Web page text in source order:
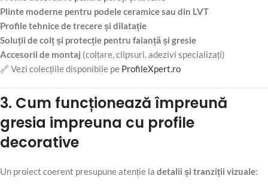
Plinte moderne pentru podele ceramice sau din LVT
Profile tehnice de trecere și dilatație
Soluții de colț și protecție pentru faianță și gresie
Accesorii de montaj (colțare, clipsuri, adezivi specializați)
🔗 Vezi colecțiile disponibile pe ProfileXpert.ro
3. Cum funcționează împreună
gresia impreuna cu profile
decorative
Un proiect coerent presupune atenție la detalii și tranziții vizuale: